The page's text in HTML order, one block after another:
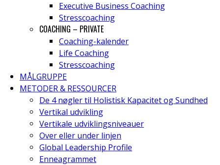
Executive Business Coaching
Stresscoaching
COACHING – PRIVATE
Coaching-kalender
Life Coaching
Stresscoaching
MÅLGRUPPE
METODER & RESSOURCER
De 4 nøgler til Holistisk Kapacitet og Sundhed
Vertikal udvikling
Vertikale udviklingsniveauer
Over eller under linjen
Global Leadership Profile
Enneagrammet